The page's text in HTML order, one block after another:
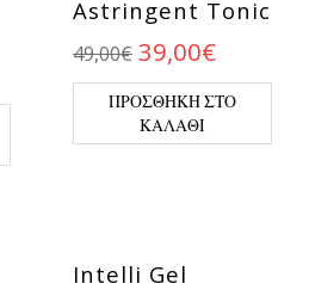
was: 49,00€.
τιμή είναι:
Astringent Tonic
49,00€ Original price
39,00€Η
ΠΡΟΣΘΉΚΗ ΣΤΟ
ΚΑΛΆΘΙ
Intelli Gel